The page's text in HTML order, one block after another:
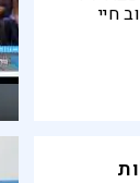
חיי
רק